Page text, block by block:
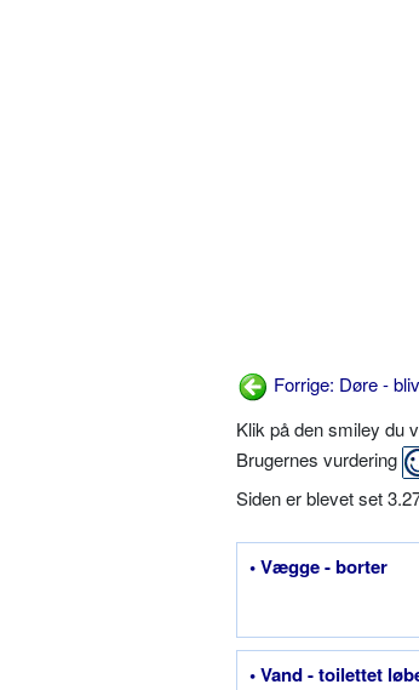
Forrige: Døre -
Klik på den smiley du
Brugernes vurdering
Siden er blevet set
• Vægge - borter
• Vand - toilettet